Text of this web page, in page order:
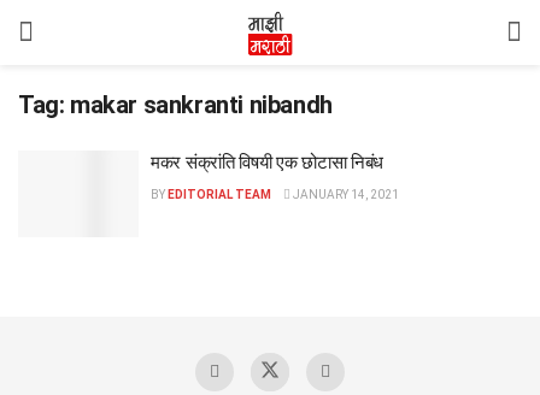
Tag: makar sankranti nibandh
मकर संक्रांति विषयी एक छोटासा निबंध
BY EDITORIAL TEAM JANUARY 14, 2021